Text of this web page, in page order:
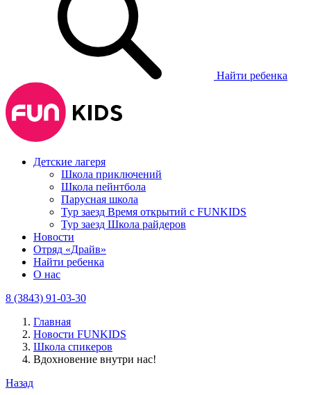
Найти ребенка
Детские лагеря
Школа приключений
Школа пейнтбола
Парусная школа
Тур заезд Время открытий с FUNKIDS
Тур заезд Школа райдеров
Новости
Отряд «Драйв»
Найти ребенка
О нас
8 (3843) 91-03-30
Главная
Новости FUNKIDS
Школа спикеров
Вдохновение внутри нас!
Назад